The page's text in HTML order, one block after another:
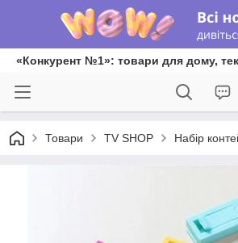
«Конкурент №1»: товари для дому,
Товари TV SHOP Набір